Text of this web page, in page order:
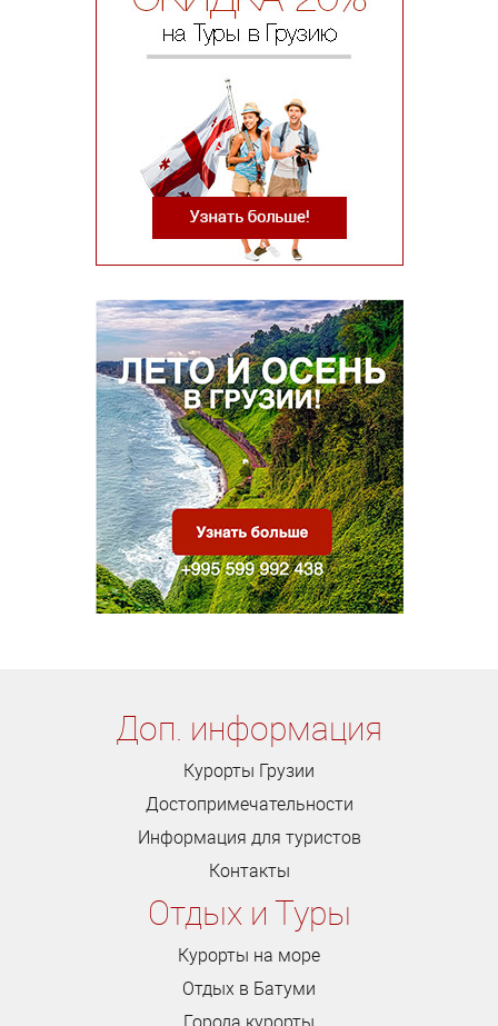
Доп. информация
Курорты Грузии
Достопримечательности
Информация для туристов
Контакты
Отдых и Туры
Курорты на море
Отдых в Батуми